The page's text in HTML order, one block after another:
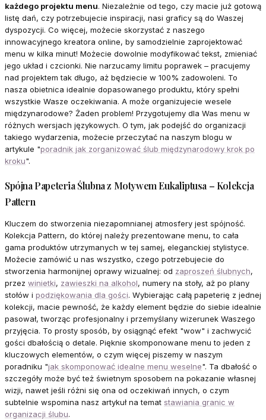
każdego projektu menu. Niezależnie od tego, czy macie już gotową
listę dań, czy potrzebujecie inspiracji, nasi graficy są do Waszej
dyspozycji. Co więcej, możecie skorzystać z naszego
innowacyjnego kreatora online, by samodzielnie zaprojektować
menu w kilka minut! Możecie dowolnie modyfikować tekst, zmieniać
jego układ i czcionki. Nie narzucamy limitu poprawek – pracujemy
nad projektem tak długo, aż będziecie w 100% zadowoleni. To
nasza obietnica idealnie dopasowanego produktu, który spełni
wszystkie Wasze oczekiwania. A może organizujecie wesele
międzynarodowe? Żaden problem! Przygotujemy dla Was menu w
różnych wersjach językowych. O tym, jak podejść do organizacji
takiego wydarzenia, możecie przeczytać na naszym blogu w
artykule "poradnik jak zorganizować ślub międzynarodowy krok po
kroku".
Spójna Papeteria Ślubna z Motywem Eukaliptusa – Kolekcja
Pattern
Kluczem do stworzenia niezapomnianej atmosfery jest spójność.
Kolekcja Pattern, do której należy prezentowane menu, to cała
gama produktów utrzymanych w tej samej, eleganckiej stylistyce.
Możecie zamówić u nas wszystko, czego potrzebujecie do
stworzenia harmonijnej oprawy wizualnej: od zaproszeń ślubnych,
przez winietki, zawieszki na alkohol, numery na stoły, aż po plany
stołów i podziękowania dla gości. Wybierając całą papeterię z jednej
kolekcji, macie pewność, że każdy element będzie do siebie idealnie
pasował, tworząc profesjonalny i przemyślany wizerunek Waszego
przyjęcia. To prosty sposób, by osiągnąć efekt "wow" i zachwycić
gości dbałością o detale. Pięknie skomponowane menu to jeden z
kluczowych elementów, o czym więcej piszemy w naszym
poradniku "jak skomponować idealne menu weselne". Ta dbałość o
szczegóły może być też świetnym sposobem na pokazanie własnej
wizji, nawet jeśli różni się ona od oczekiwań innych, o czym
subtelnie wspomina nasz artykuł na temat stawiania granic w
organizacji ślubu.